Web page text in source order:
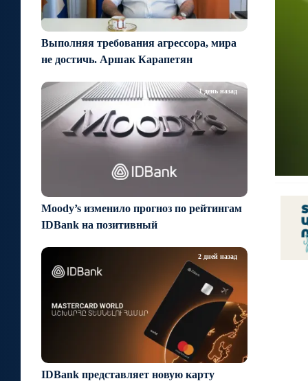
Выполняя требования агрессора, мира
не достичь. Аршак Карапетян
Moody’s изменило прогноз по рейтингам
IDBank на позитивный
1 день назад
IDBank представляет новую карту
2 дней назад